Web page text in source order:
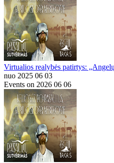
Virtualios realybės patirtys:
nuo 2025 06 03
Events on 2026 06 06